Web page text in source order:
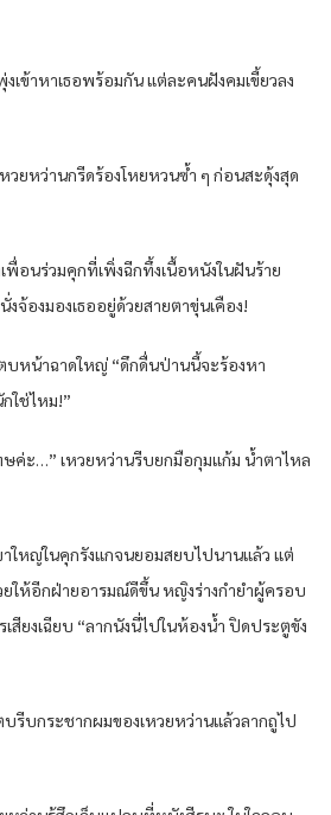
เข้าหาเธอพร้อมกัน แต่ละคนฝังคมเขี้ยวลง
วยหว่านกรีดร้องโหยหวนซ้ำ ๆ ก่อนสะดุ้งสุด
อนร่วมคุกที่เพิ่งฉีกทึ้งเนื้อหนังในฝันร้าย
จ้องมองเธออยู่ด้วยสายตาขุ่นเคือง!
บหน้าฉาดใหญ่ “ดึกดื่นป่านนี้จะร้องหา
ใช่ไหม!”
ค่ะ…” เหวยหว่านรีบยกมือกุมแก้ม น้ำตาไหล
ใหญ่ในคุกรังแกจนยอมสยบไปนานแล้ว แต่
ให้อีกฝ่ายอารมณ์ดีขึ้น หญิงร่างกำยำผู้ครอบ
สียงเฉียบ “ลากนังนี่ไปในห้องน้ำ ปิดประตูขัง
รีบกระชากผมของเหวยหว่านแล้วลากถูไป